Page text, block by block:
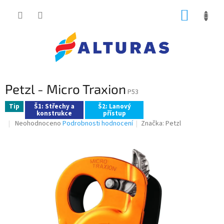
Petzl - Micro Traxion P53
Tip Š1: Střechy a
konstrukce
Š2: Lanový
přístup
Průměrné
Neohodnoceno Podrobnosti hodnocení Značka:Petzl